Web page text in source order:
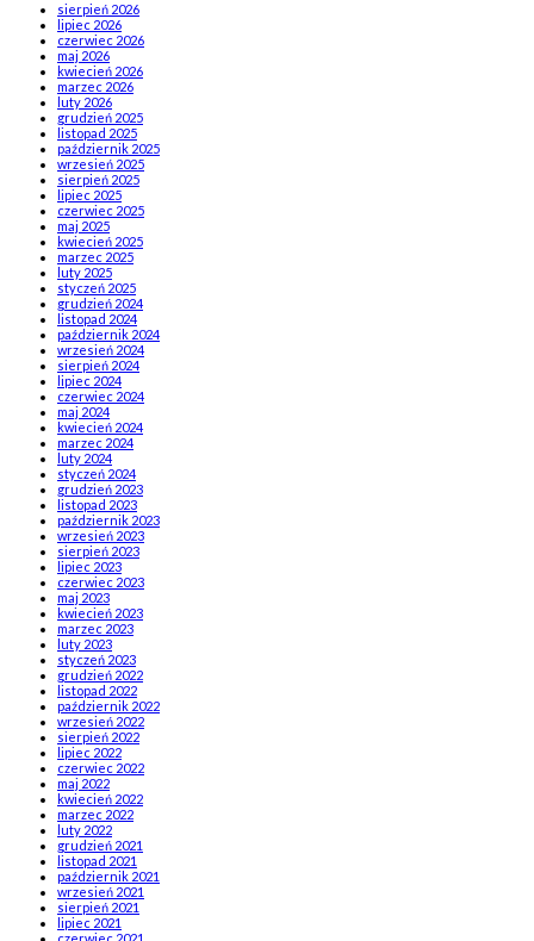
sierpień 2026
lipiec 2026
czerwiec 2026
maj 2026
kwiecień 2026
marzec 2026
luty 2026
grudzień 2025
listopad 2025
październik 2025
wrzesień 2025
sierpień 2025
lipiec 2025
czerwiec 2025
maj 2025
kwiecień 2025
marzec 2025
luty 2025
styczeń 2025
grudzień 2024
listopad 2024
październik 2024
wrzesień 2024
sierpień 2024
lipiec 2024
czerwiec 2024
maj 2024
kwiecień 2024
marzec 2024
luty 2024
styczeń 2024
grudzień 2023
listopad 2023
październik 2023
wrzesień 2023
sierpień 2023
lipiec 2023
czerwiec 2023
maj 2023
kwiecień 2023
marzec 2023
luty 2023
styczeń 2023
grudzień 2022
listopad 2022
październik 2022
wrzesień 2022
sierpień 2022
lipiec 2022
czerwiec 2022
maj 2022
kwiecień 2022
marzec 2022
luty 2022
grudzień 2021
listopad 2021
październik 2021
wrzesień 2021
sierpień 2021
lipiec 2021